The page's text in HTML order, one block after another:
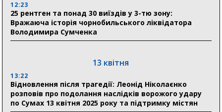
31 липня
17:52
«Укрексімбанк» припиняє виплату пенсій: у
Пенсійному фонді Сумщини пояснили, що робити
людям
12:23
25 рентген та понад 30 виїздів у 3-тю зону:
Вражаюча історія чорнобильського ліквідатора
Володимира Сумченка
13 квітня
13:22
Відновлення після трагедії: Леонід Ніколаєнко
розповів про подолання наслідків ворожого удару
по Сумах 13 квітня 2025 року та підтримку містян